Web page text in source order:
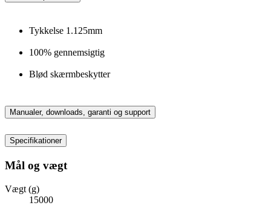
Tykkelse 1.125mm
100% gennemsigtig
Blød skærmbeskytter
Manualer, downloads, garanti og support
Specifikationer
Mål og vægt
Vægt (g)
15000